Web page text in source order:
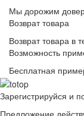
Мы дорожим
Возврат товара
Возврат товара в
Возможность
Бесплатная
Зарегистрируйся и
Предложение